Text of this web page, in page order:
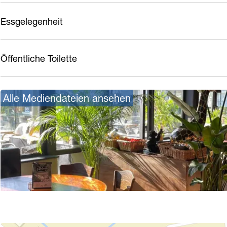
Essgelegenheit
Öffentliche Toilette
Alle Mediendateien ansehen